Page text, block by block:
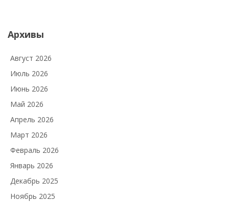
Архивы
Август 2026
Июль 2026
Июнь 2026
Май 2026
Апрель 2026
Март 2026
Февраль 2026
Январь 2026
Декабрь 2025
Ноябрь 2025